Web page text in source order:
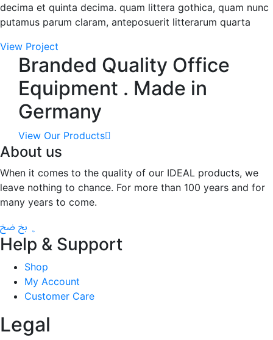
decima et quinta decima. quam littera gothica, quam nunc
putamus parum claram, anteposuerit litterarum quarta
View Project
Branded Quality Office
Equipment . Made in
Germany
View Our Products
About us
When it comes to the quality of our IDEAL products, we
leave nothing to chance. For more than 100 years and for
many years to come.
Help & Support
Shop
My Account
Customer Care
Legal